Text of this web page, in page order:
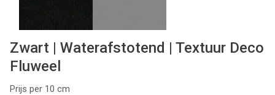
Zwart | Waterafstotend | Textuur Deco
Fluweel
Prijs per 10 cm